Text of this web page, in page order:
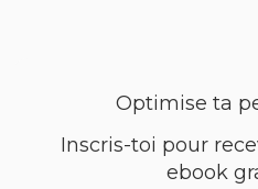
Optimise ta
Inscris-toi pour
ebook